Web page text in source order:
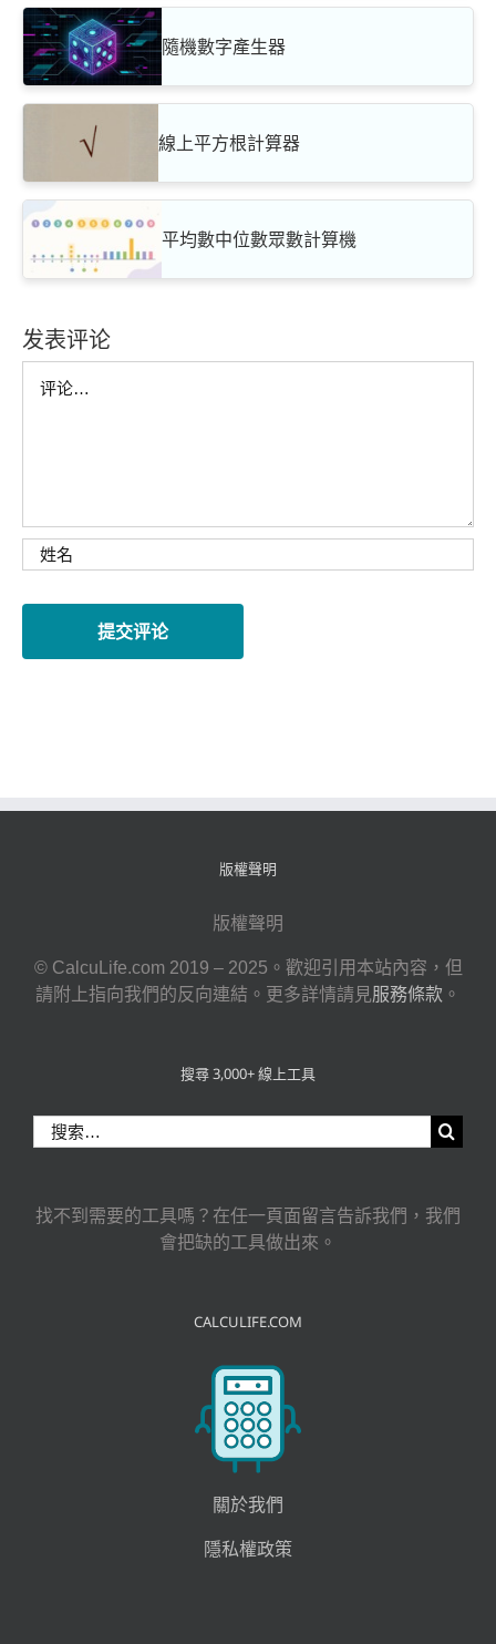
隨機數字產生器
線上平方根計算器
平均數中位數眾數計算機
发表评论
版權聲明
版權聲明
© CalcuLife.com 2019 – 2025。歡迎引用本站內容，但
請附上指向我們的反向連結。更多詳情請見服務條款 。
搜尋 3,000+ 線上工具
索
果：
找不到需要的工具嗎？在任一頁面留言告訴我們，我們
會把缺的工具做出來。
CALCULIFE.COM
關於我們
隱私權政策